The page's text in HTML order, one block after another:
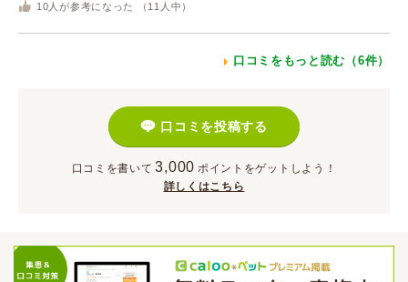
10 人が参考になった （ 11 人中）
口コミをもっと読む（6件）
口コミを投稿する
口コミを書いて 3,000 ポイント をゲットしよう！
詳しくはこちら